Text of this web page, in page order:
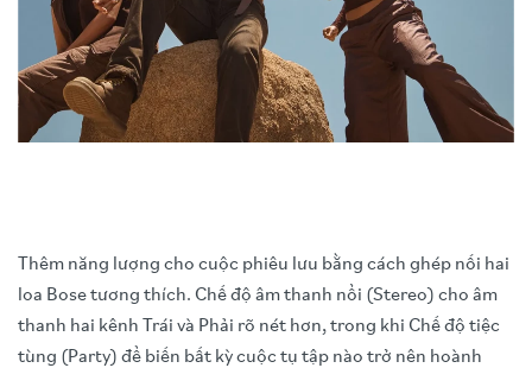
Thêm năng lượng cho cuộc phiêu lưu bằng cách ghép nối hai
loa Bose tương thích. Chế độ âm thanh nổi (Stereo) cho âm
thanh hai kênh Trái và Phải rõ nét hơn, trong khi Chế độ tiệc
tùng (Party) để biến bất kỳ cuộc tụ tập nào trở nên hoành